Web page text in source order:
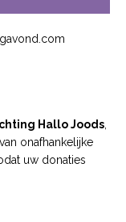
Hallo Joods
onafhankelijke
uw donaties